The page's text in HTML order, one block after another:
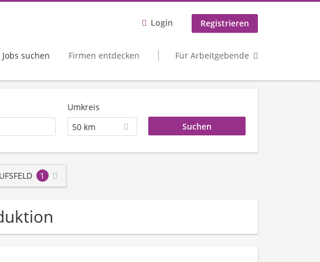
Login Registrieren
Jobs suchen Firmen entdecken Für Arbeitgebende
Umkreis
50 km
1